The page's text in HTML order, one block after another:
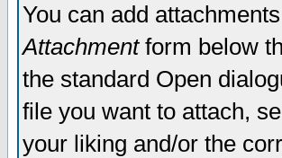
You can add
Attachmentform below
the standard Open
file you want to attach,
your liking and/or the